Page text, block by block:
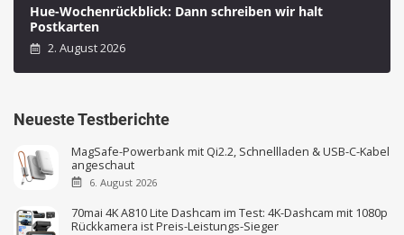
Hue-Wochenrückblick: Dann schreiben wir halt
Postkarten
2. August 2026
Neueste Testberichte
MagSafe-Powerbank mit Qi2.2, Schnellladen & USB-C-Kabel
angeschaut
6. August 2026
70mai 4K A810 Lite Dashcam im Test: 4K-Dashcam mit 1080p
Rückkamera ist Preis-Leistungs-Sieger